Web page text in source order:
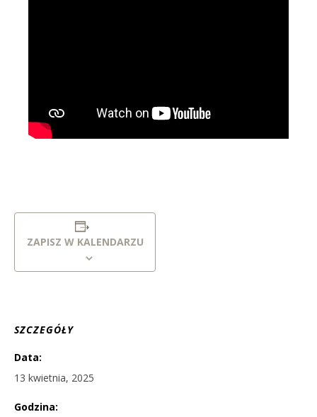
ZAPISZ W KALENDARZU
SZCZEGÓŁY
Data:
13 kwietnia, 2025
Godzina: